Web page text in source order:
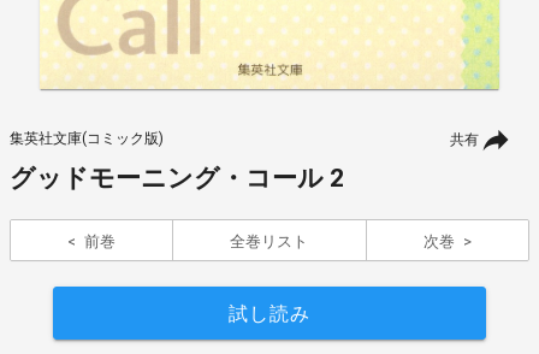
共有
集英社文庫(コミック版)
グッドモーニング・コール 2
前巻 全巻リスト 次巻
試し読み